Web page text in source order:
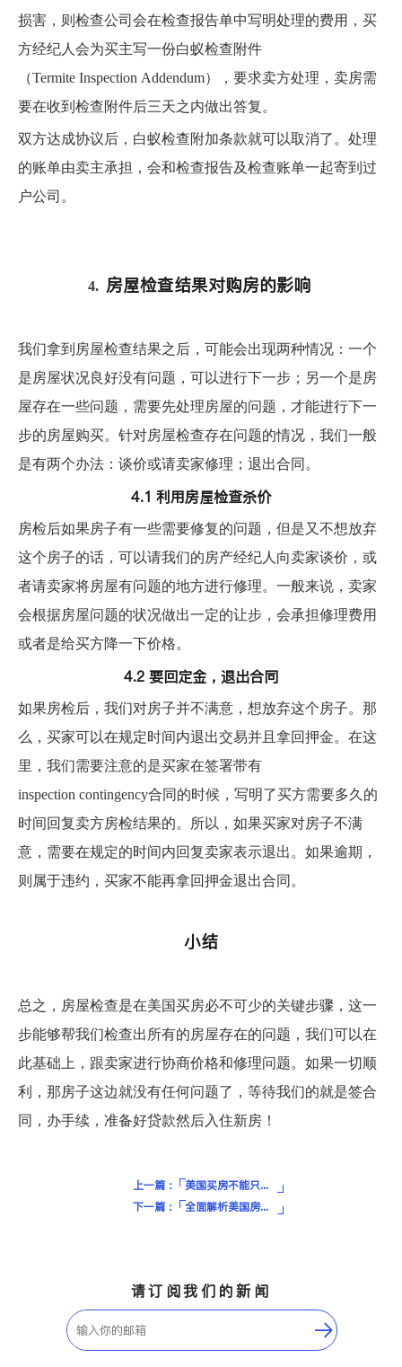
损害，则检查公司会在检查报告单中写明处理的费用，买
方经纪人会为买主写一份白蚁检查附件
（Termite Inspection Addendum），要求卖方处理，卖房需
要在收到检查附件后三天之内做出答复。
双方达成协议后，白蚁检查附加条款就可以取消了。处理
的账单由卖主承担，会和检查报告及检查账单一起寄到过
户公司。
4. 房屋检查结果对购房的影响
我们拿到房屋检查结果之后，可能会出现两种情况：一个
是房屋状况良好没有问题，可以进行下一步；另一个是房
屋存在一些问题，需要先处理房屋的问题，才能进行下一
步的房屋购买。针对房屋检查存在问题的情况，我们一般
是有两个办法：谈价或请卖家修理；退出合同。
4.1 利用房屋检查杀价
房检后如果房子有一些需要修复的问题，但是又不想放弃
这个房子的话，可以请我们的房产经纪人向卖家谈价，或
者请卖家将房屋有问题的地方进行修理。一般来说，卖家
会根据房屋问题的状况做出一定的让步，会承担修理费用
或者是给买方降一下价格。
4.2 要回定金，退出合同
如果房检后，我们对房子并不满意，想放弃这个房子。那
么，买家可以在规定时间内退出交易并且拿回押金。在这
里，我们需要注意的是买家在签署带有
inspection contingency合同的时候，写明了买方需要多久的
时间回复卖方房检结果的。所以，如果买家对房子不满
意，需要在规定的时间内回复卖家表示退出。如果逾期，
则属于违约，买家不能再拿回押金退出合同。
小结
总之，房屋检查是在美国买房必不可少的关键步骤，这一
步能够帮我们检查出所有的房屋存在的问题，我们可以在
此基础上，跟卖家进行协商价格和修理问题。如果一切顺
利，那房子这边就没有任何问题了，等待我们的就是签合
同，办手续，准备好贷款然后入住新房！
上一篇：
美国买房不能只看房价，还需考虑这些费用！
下一篇：
全面解析美国房贷步骤！帮助你找到最适合的方案
请订阅我们的新闻